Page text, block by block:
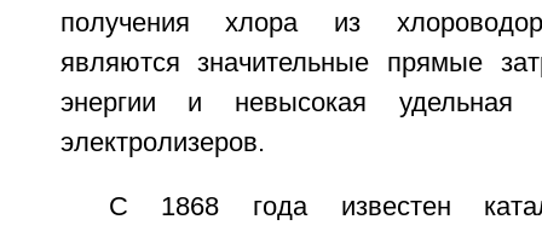
получения хлора из
являются значительные прямые
энергии и невысокая удельная
электролизеров.
С 1868 года известен